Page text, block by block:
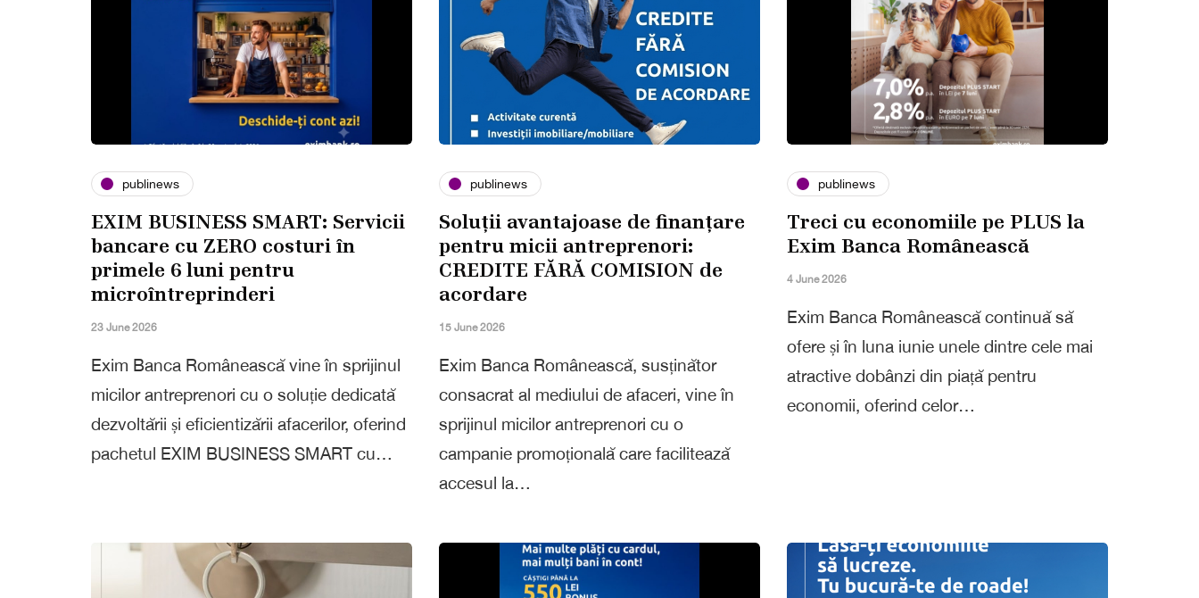
publinews
EXIM BUSINESS SMART: Servicii
bancare cu ZERO costuri în
primele 6 luni pentru
microîntreprinderi
23 June 2026
Exim Banca Românească vine în sprijinul
micilor antreprenori cu o soluție dedicată
dezvoltării și eficientizării afacerilor, oferind
pachetul EXIM BUSINESS SMART cu…
publinews
Soluții avantajoase de finanțare
pentru micii antreprenori:
CREDITE FĂRĂ COMISION de
acordare
15 June 2026
Exim Banca Românească, susținător
consacrat al mediului de afaceri, vine în
sprijinul micilor antreprenori cu o
campanie promoțională care facilitează
accesul la…
publinews
Treci cu economiile pe PLUS la
Exim Banca Românească
4 June 2026
Exim Banca Românească continuă să
ofere și în luna iunie unele dintre cele mai
atractive dobânzi din piață pentru
economii, oferind celor…